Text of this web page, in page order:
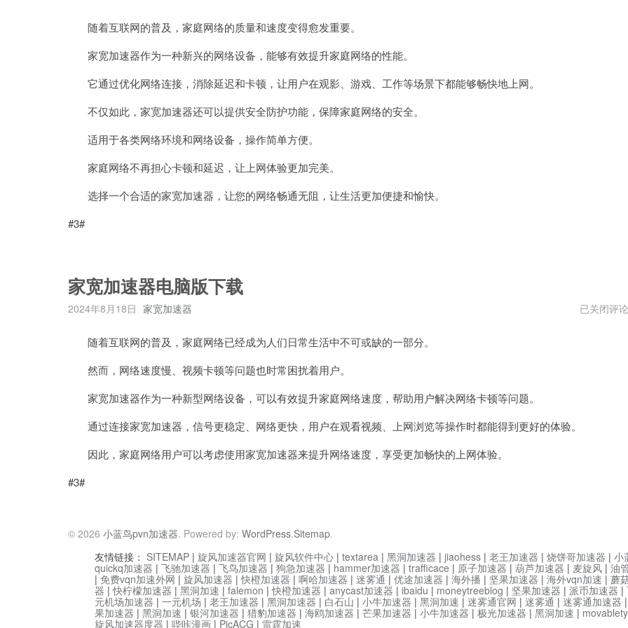
随着互联网的普及，家庭网络的质量和速度变得愈发重要。
家宽加速器作为一种新兴的网络设备，能够有效提升家庭网络的性能。
它通过优化网络连接，消除延迟和卡顿，让用户在观影、游戏、工作等场景下都能够畅快地上网。
不仅如此，家宽加速器还可以提供安全防护功能，保障家庭网络的安全。
适用于各类网络环境和网络设备，操作简单方便。
家庭网络不再担心卡顿和延迟，让上网体验更加完美。
选择一个合适的家宽加速器，让您的网络畅通无阻，让生活更加便捷和愉快。
#3#
家宽加速器电脑版下载
2024年8月18日 家宽加速器
家
宽
已关闭评论
随着互联网的普及，家庭网络已经成为人们日常生活中不可或缺的一部分。
然而，网络速度慢、视频卡顿等问题也时常困扰着用户。
家宽加速器作为一种新型网络设备，可以有效提升家庭网络速度，帮助用户解决网络卡顿等问题。
通过连接家宽加速器，信号更稳定、网络更快，用户在观看视频、上网浏览等操作时都能得到更好的体验。
因此，家庭网络用户可以考虑使用家宽加速器来提升网络速度，享受更加畅快的上网体验。
#3#
© 2026 小蓝鸟pvn加速器. Powered by: WordPress.Sitemap.
友情链接： SITEMAP | 旋风加速器官网 | 旋风软件中心 | textarea | 黑洞加速器 | jiaohess | 老王加速器 | 烧饼哥加速器 | 小
quickq加速器 | 飞驰加速器 | 飞鸟加速器 | 狗急加速器 | hammer加速器 | trafficace | 原子加速器 | 葫芦加速器 | 麦旋风 | 油
| 免费vqn加速外网 | 旋风加速器 |快橙加速器 | 啊哈加速器 | 迷雾通 | 优途加速器 | 海外播 | 坚果加速器 | 海外vqn加速 | 蘑
器 |快柠檬加速器 | 黑洞加速 | falemon |快橙加速器 | anycast加速器 | ibaidu | moneytreeblog | 坚果加速器 | 派币加速器 |
元机场加速器 | 一元机场 | 老王加速器 | 黑洞加速器 | 白石山 | 小牛加速器 | 黑洞加速 | 迷雾通官网 | 迷雾通 | 迷雾通加速器
果加速器 | 黑洞加速 | 银河加速器 | 猎豹加速器 | 海鸥加速器 | 芒果加速器 | 小牛加速器 | 极光加速器 | 黑洞加速 |
旋风加速器度器 | 哔咔漫画 | PicACG | 雷霆加速